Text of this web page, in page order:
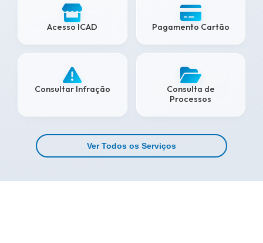
Acesso ICAD Pagamento Cartão
Consultar Infração
Consulta de
Processos
Ver Todos os Serviços